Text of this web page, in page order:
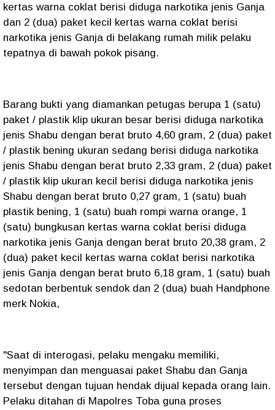
kertas warna coklat berisi diduga narkotika jenis Ganja
dan 2 (dua) paket kecil kertas warna coklat berisi
narkotika jenis Ganja di belakang rumah milik pelaku
tepatnya di bawah pokok pisang.
Barang bukti yang diamankan petugas berupa 1 (satu)
paket / plastik klip ukuran besar berisi diduga narkotika
jenis Shabu dengan berat bruto 4,60 gram, 2 (dua) paket
/ plastik bening ukuran sedang berisi diduga narkotika
jenis Shabu dengan berat bruto 2,33 gram, 2 (dua) paket
/ plastik klip ukuran kecil berisi diduga narkotika jenis
Shabu dengan berat bruto 0,27 gram, 1 (satu) buah
plastik bening, 1 (satu) buah rompi warna orange, 1
(satu) bungkusan kertas warna coklat berisi diduga
narkotika jenis Ganja dengan berat bruto 20,38 gram, 2
(dua) paket kecil kertas warna coklat berisi narkotika
jenis Ganja dengan berat bruto 6,18 gram, 1 (satu) buah
sedotan berbentuk sendok dan 2 (dua) buah Handphone
merk Nokia,
"Saat di interogasi, pelaku mengaku memiliki,
menyimpan dan menguasai paket Shabu dan Ganja
tersebut dengan tujuan hendak dijual kepada orang lain.
Pelaku ditahan di Mapolres Toba guna proses